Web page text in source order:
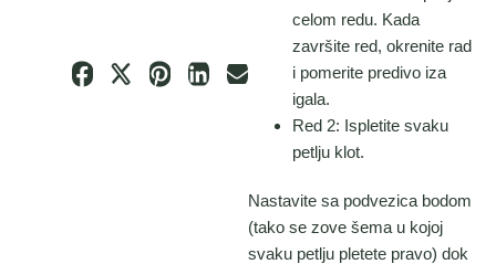
celom redu. Kada
završite red, okrenite rad
i pomerite predivo iza
igala.
Red 2: Ispletite svaku
petlju klot.
Nastavite sa podvezica bodom
(tako se zove šema u kojoj
svaku petlju pletete pravo) dok